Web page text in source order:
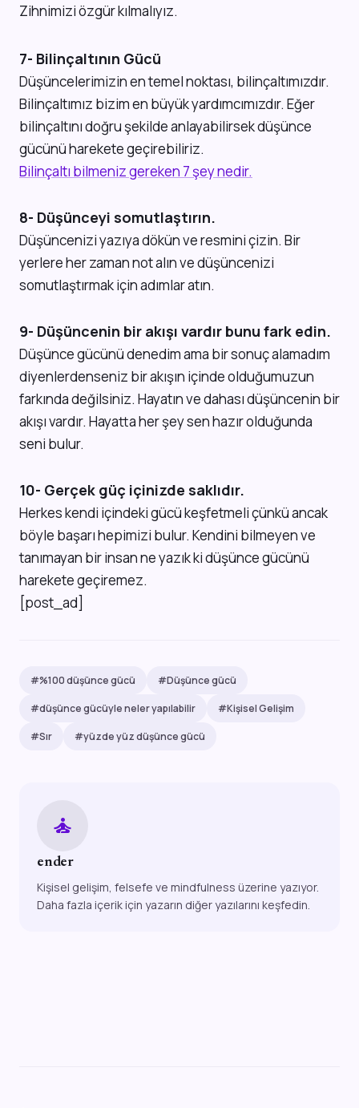
Zihnimizi özgür kılmalıyız.
7- Bilinçaltının Gücü
Düşüncelerimizin en temel noktası, bilinçaltımızdır.
Bilinçaltımız bizim en büyük yardımcımızdır. Eğer
bilinçaltını doğru şekilde anlayabilirsek düşünce
gücünü harekete geçirebiliriz.
Bilinçaltı bilmeniz gereken 7 şey nedir.
8- Düşünceyi somutlaştırın.
Düşüncenizi yazıya dökün ve resmini çizin. Bir
yerlere her zaman not alın ve düşüncenizi
somutlaştırmak için adımlar atın.
9- Düşüncenin bir akışı vardır bunu fark edin.
Düşünce gücünü denedim ama bir sonuç alamadım
diyenlerdenseniz bir akışın içinde olduğumuzun
farkında değilsiniz. Hayatın ve dahası düşüncenin bir
akışı vardır. Hayatta her şey sen hazır olduğunda
seni bulur.
10- Gerçek güç içinizde saklıdır.
Herkes kendi içindeki gücü keşfetmeli çünkü ancak
böyle başarı hepimizi bulur. Kendini bilmeyen ve
tanımayan bir insan ne yazık ki düşünce gücünü
harekete geçiremez.
[post_ad]
#%100 düşünce gücü #Düşünce gücü
#düşünce gücüyle neler yapılabilir #Kişisel Gelişim
#Sır #yüzde yüz düşünce gücü
self_improvement
ender
Kişisel gelişim, felsefe ve mindfulness üzerine yazıyor.
Daha fazla içerik için yazarın diğer yazılarını keşfedin.